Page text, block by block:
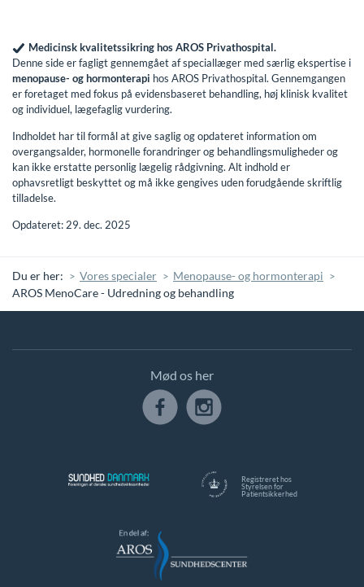
Medicinsk kvalitetssikring hos AROS Privathospital.
Denne side er fagligt gennemgået af speciallæger med særlig ekspertise i
menopause- og hormonterapi hos AROS Privathospital. Gennemgangen
er foretaget med fokus på evidensbaseret behandling, høj klinisk kvalitet
og individuel, lægefaglig vurdering.
Indholdet har til formål at give saglig og opdateret information om
overgangsalder, hormonelle forandringer og behandlingsmuligheder og
kan ikke erstatte personlig lægelig rådgivning. Alt indhold er
ophavsretligt beskyttet og må ikke gengives uden forudgående skriftlig
tilladelse.
Opdateret: 29. dec. 2025
Du er her: Vores specialer
Menopause- og hormonterapi
AROS MenoCare - Udredning og behandling
Registreret hos
Styrelsen for
Patientsikkerhed
Mød os her